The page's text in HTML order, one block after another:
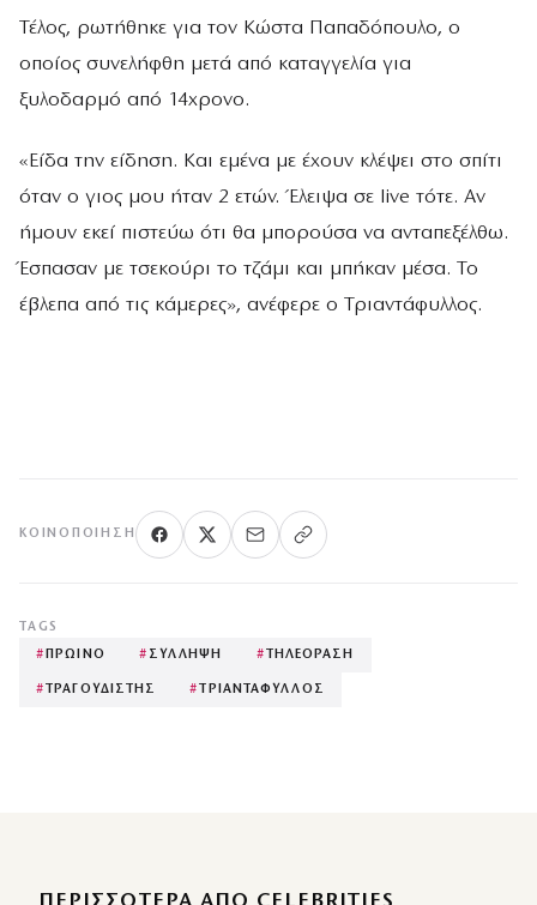
Τέλος, ρωτήθηκε για τον Κώστα Παπαδόπουλο, ο
οποίος συνελήφθη μετά από καταγγελία για
ξυλοδαρμό από 14χρονο.
«Είδα την είδηση. Και εμένα με έχουν κλέψει στο σπίτι
όταν ο γιος μου ήταν 2 ετών. Έλειψα σε live τότε. Αν
ήμουν εκεί πιστεύω ότι θα μπορούσα να ανταπεξέλθω.
Έσπασαν με τσεκούρι το τζάμι και μπήκαν μέσα. Το
έβλεπα από τις κάμερες», ανέφερε ο Τριαντάφυλλος.
ΚΟΙΝΟΠΟΊΗΣΗ
TAGS
# ΠΡΩΙΝΟ # ΣΥΛΛΗΨΗ # ΤΗΛΕΟΡΑΣΗ
# ΤΡΑΓΟΥΔΙΣΤΗΣ # ΤΡΙΑΝΤΑΦΥΛΛΟΣ